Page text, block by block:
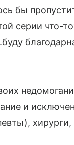
бы
серии что-
и